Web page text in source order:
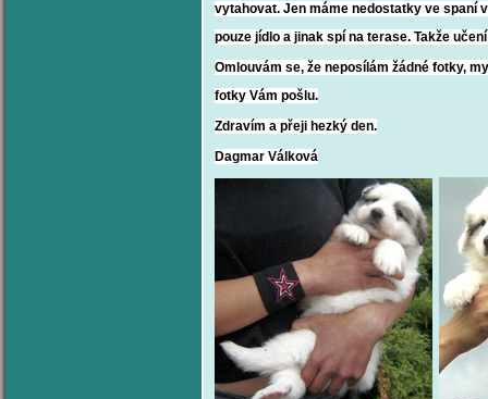
vytahovat. Jen máme nedostatky ve spaní
pouze jídlo a jinak spí na terase. Takže
Omlouvám se, že neposílám žádné fotky,
fotky Vám pošlu.
Zdravím a přeji hezký den.
Dagmar Válková